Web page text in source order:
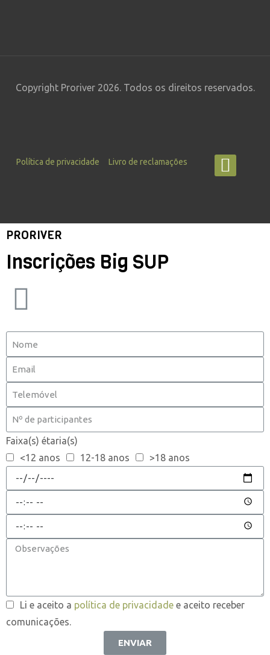
Copyright Proriver 2026. Todos os direitos reservados.
Política de privacidade Livro de reclamações
PRORIVER
Inscrições Big SUP
Faixa(s) étaria(s)
<12 anos
12-18 anos >18 anos
Li e aceito a política de privacidade e aceito receber
comunicações.
ENVIAR